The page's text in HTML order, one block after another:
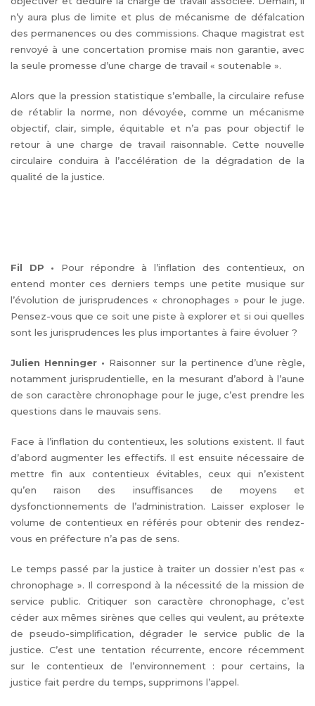
n’y aura plus de limite et plus de mécanisme de défalcation
des permanences ou des commissions. Chaque magistrat est
renvoyé à une concertation promise mais non garantie, avec
la seule promesse d’une charge de travail « soutenable ».
Alors que la pression statistique s’emballe, la circulaire refuse
de rétablir la norme, non dévoyée, comme un mécanisme
objectif, clair, simple, équitable et n’a pas pour objectif le
retour à une charge de travail raisonnable. Cette nouvelle
circulaire conduira à l’accélération de la dégradation de la
qualité de la justice.
Fil DP • Pour répondre à l’inflation des contentieux, on
entend monter ces derniers temps une petite musique sur
l’évolution de jurisprudences « chronophages » pour le juge.
Pensez-vous que ce soit une piste à explorer et si oui quelles
sont les jurisprudences les plus importantes à faire évoluer ?
Julien Henninger • Raisonner sur la pertinence d’une règle,
notamment jurisprudentielle, en la mesurant d’abord à l’aune
de son caractère chronophage pour le juge, c’est prendre les
questions dans le mauvais sens.
Face à l’inflation du contentieux, les solutions existent. Il faut
d’abord augmenter les effectifs. Il est ensuite nécessaire de
mettre fin aux contentieux évitables, ceux qui n’existent
qu’en raison des insuffisances de moyens et
dysfonctionnements de l’administration. Laisser exploser le
volume de contentieux en référés pour obtenir des rendez-
vous en préfecture n’a pas de sens.
Le temps passé par la justice à traiter un dossier n’est pas «
chronophage ». Il correspond à la nécessité de la mission de
service public. Critiquer son caractère chronophage, c’est
céder aux mêmes sirènes que celles qui veulent, au prétexte
de pseudo-simplification, dégrader le service public de la
justice. C’est une tentation récurrente, encore récemment
sur le contentieux de l’environnement : pour certains, la
justice fait perdre du temps, supprimons l’appel.